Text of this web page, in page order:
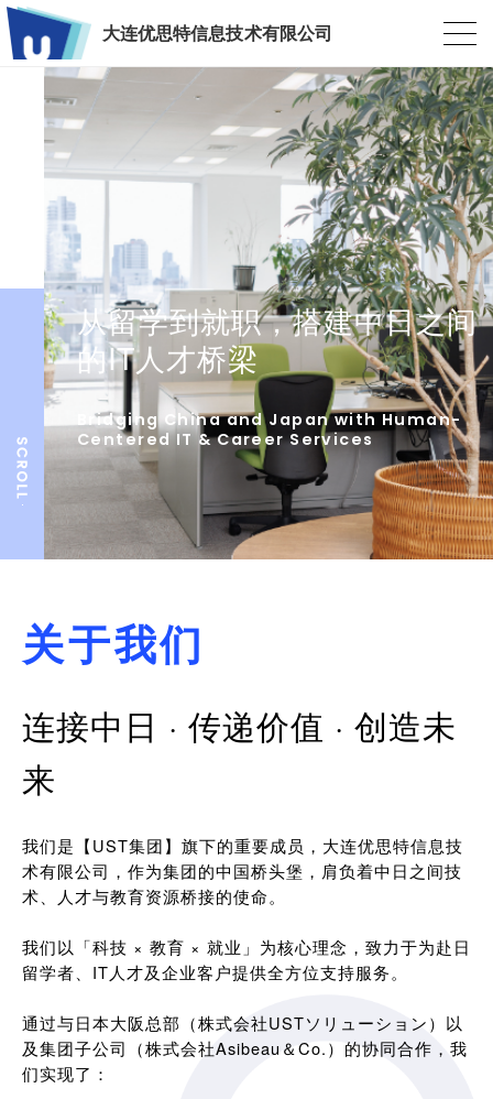
大连优思特信息技术有限公司
从留学到就职，搭建中日之间
的IT人才桥梁
Bridging China and Japan with Human-
Centered IT & Career Services
关于我们
连接中日 · 传递价值 · 创造未
来
我们是【UST集团】旗下的重要成员，大连优思特信息技
术有限公司，作为集团的中国桥头堡，肩负着中日之间技
术、人才与教育资源桥接的使命。
我们以「科技 × 教育 × 就业」为核心理念，致力于为赴日
留学者、IT人才及企业客户提供全方位支持服务。
通过与日本大阪总部（株式会社USTソリューション）以
及集团子公司（株式会社Asibeau＆Co.）的协同合作，我
们实现了：